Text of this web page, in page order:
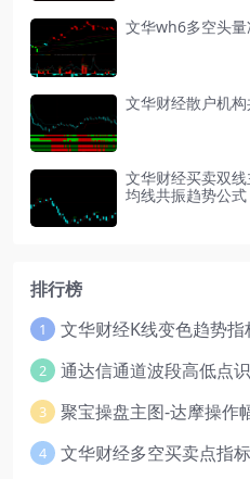
文华wh6多空头
文华财经散户机
文华财经买卖双
均线共振趋势公式
排行榜
1
2 通达信通道波段高低点
3 聚宝操盘主图-达摩操作
4 文华财经多空买卖点指